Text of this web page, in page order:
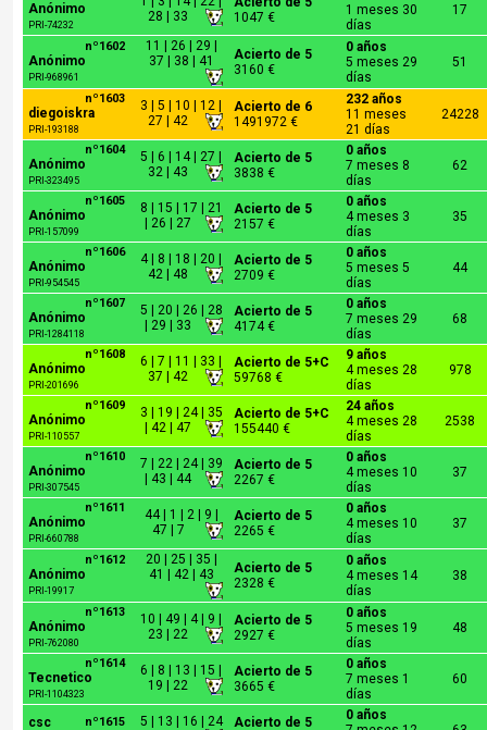
Anónimo
PRI-74232
28 | 33
1047 €
1 meses 30
días
17
nº1602
Anónimo
PRI-968961
11 | 26 | 29 |
37 | 38 | 41
Acierto de 5
3160 €
0 años
5 meses 29
días
51
nº1603
diegoiskra
PRI-193188
3 | 5 | 10 | 12 |
27 | 42
Acierto de 6
1491972 €
232 años
11 meses
21 días
24228
nº1604
Anónimo
PRI-323495
5 | 6 | 14 | 27 |
32 | 43
Acierto de 5
3838 €
0 años
7 meses 8
días
62
nº1605
Anónimo
PRI-157099
8 | 15 | 17 | 21
| 26 | 27
Acierto de 5
2157 €
0 años
4 meses 3
días
35
nº1606
Anónimo
PRI-954545
4 | 8 | 18 | 20 |
42 | 48
Acierto de 5
2709 €
0 años
5 meses 5
días
44
nº1607
Anónimo
PRI-1284118
5 | 20 | 26 | 28
| 29 | 33
Acierto de 5
4174 €
0 años
7 meses 29
días
68
nº1608
Anónimo
PRI-201696
6 | 7 | 11 | 33 |
37 | 42
Acierto de 5+C
59768 €
9 años
4 meses 28
días
978
nº1609
Anónimo
PRI-110557
3 | 19 | 24 | 35
| 42 | 47
Acierto de 5+C
155440 €
24 años
4 meses 28
días
2538
nº1610
Anónimo
PRI-307545
7 | 22 | 24 | 39
| 43 | 44
Acierto de 5
2267 €
0 años
4 meses 10
días
37
nº1611
Anónimo
PRI-660788
44 | 1 | 2 | 9 |
47 | 7
Acierto de 5
2265 €
0 años
4 meses 10
días
37
nº1612
Anónimo
PRI-19917
20 | 25 | 35 |
41 | 42 | 43
Acierto de 5
2328 €
0 años
4 meses 14
días
38
nº1613
Anónimo
PRI-762080
10 | 49 | 4 | 9 |
23 | 22
Acierto de 5
2927 €
0 años
5 meses 19
días
48
nº1614
Tecnetico
PRI-1104323
6 | 8 | 13 | 15 |
19 | 22
Acierto de 5
3665 €
0 años
7 meses 1
días
60
nº1615
csc
5 | 13 | 16 | 24
Acierto de 5
0 años